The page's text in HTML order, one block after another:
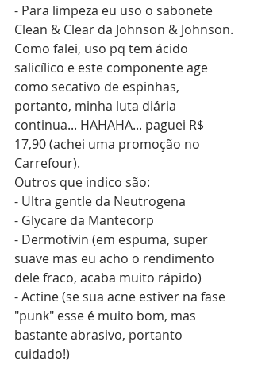
- Para limpeza eu uso o sabonete
Clean & Clear da Johnson & Johnson.
Como falei, uso pq tem ácido
salicílico e este componente age
como secativo de espinhas,
portanto, minha luta diária
continua... HAHAHA... paguei R$
17,90 (achei uma promoção no
Carrefour).
Outros que indico são:
- Ultra gentle da Neutrogena
- Glycare da Mantecorp
- Dermotivin (em espuma, super
suave mas eu acho o rendimento
dele fraco, acaba muito rápido)
- Actine (se sua acne estiver na fase
"punk" esse é muito bom, mas
bastante abrasivo, portanto
cuidado!)